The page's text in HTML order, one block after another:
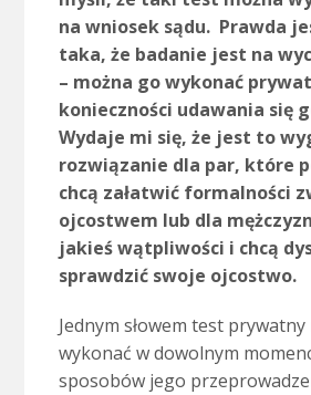
na wniosek sądu. Prawda
taka, że badanie jest na
– można go wykonać
konieczności udawania się
Wydaje mi się, że jest to
rozwiązanie dla par, które
chcą załatwić formalności
ojcostwem lub dla
jakieś wątpliwości i chcą
sprawdzić swoje ojcostwo..
Jednym słowem test
wykonać w dowolnym
sposobów jego